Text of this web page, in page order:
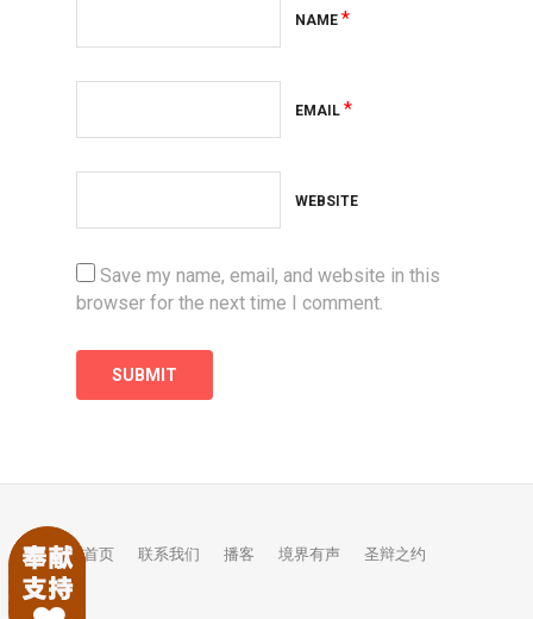
NAME *
EMAIL *
WEBSITE
Save my name, email, and website in this
browser for the next time I comment.
首页 联系我们 播客 境界有声 圣辩之约